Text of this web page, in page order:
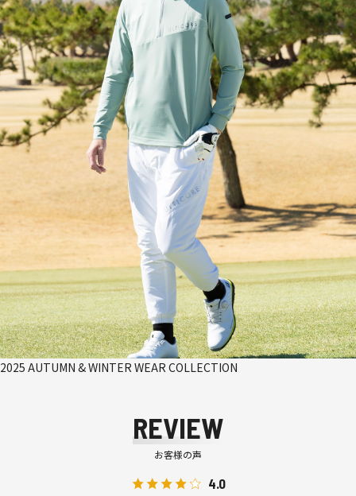
2025 AUTUMN & WINTER WEAR COLLECTION
REVIEW
お客様の声
4.0